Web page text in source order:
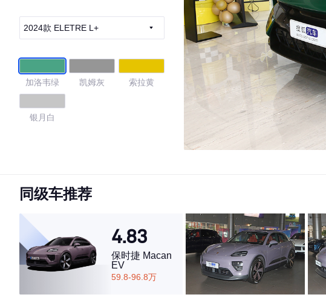
2024款 ELETRE L+
加洛韦绿 凯姆灰 索拉黄
银月白
·内饰表现较为优秀，优于86%同级车
·空间表现较为优秀，优于51%同级车
同级车推荐
4.83
保时捷 Macan
EV
59.8-96.8万